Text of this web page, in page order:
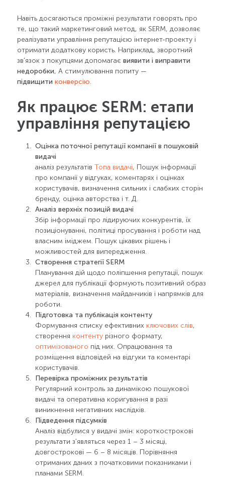
Навіть досягаються проміжні результати говорять про
те, що такий маркетинговий метод, як SERM, дозволяє
реалізувати управління репутацією інтернет-проекту і
отримати додаткову користь. Наприклад, зворотний
зв'язок з покупцями допомагає виявити і виправити
недоробки, А стимулювання попиту —
підвищити конверсію
Як працює SERM: етапи
управління репутацією
Оцінка поточної репутації компанії в пошуковій
видачі
аналіз результатів Топа видачі, Пошук інформації
про компанії у відгуках, коментарях і оцінках
користувачів, визначення сильних і слабких сторін
бренду, оцінка авторства і т. Д.
Аналіз верхніх позицій видачі
Збір інформації про лідируючих конкурентів, їх
позиціонуванні, політиці просування і роботи над
власним іміджем. Пошук цікавих рішень і
можливостей для випередження.
Створення стратегії SERM
Планування дій щодо поліпшення репутації, пошук
джерел для публікації формують позитивний образ
матеріалів, визначення майданчиків і напрямків для
роботи.
Підготовка та публікація контенту
Формування списку ефективних ключових слів,
створення контентурізного формату,
оптимізованого під них. Опрацювання та
розміщення відповідей на відгуки та коментарі
користувачів.
Перевірка проміжних результатів
Регулярний контроль за динамікою пошукової
видачі та оперативна коригування в разі
виникнення негативних наслідків.
Підведення підсумків
Аналіз відбулися у видачі змін: короткострокові
результати з'являться через 1 – 3 місяці,
довгострокові — 6 – 8 місяців. Порівняння
отриманих даних з початковими показниками і
планами SERM.